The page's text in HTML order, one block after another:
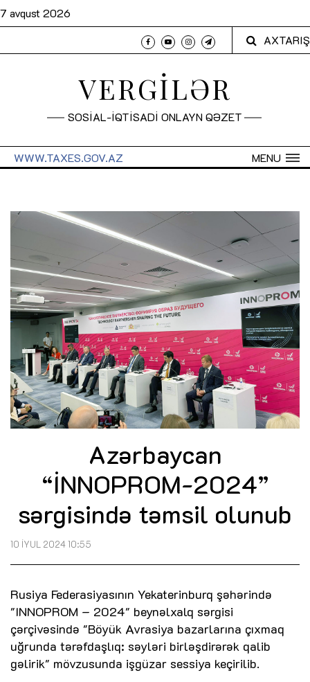
7 avqust 2026
AXTARIŞ
VERGİLƏR
SOSİAL-İQTİSADİ ONLAYN QƏZET
MENU
WWW.TAXES.GOV.AZ
Azərbaycan
“İNNOPROM-2024”
sərgisində təmsil olunub
10 İYUL 2024 10:55
Rusiya Federasiyasının Yekaterinburq şəhərində
"INNOPROM – 2024" beynəlxalq sərgisi
çərçivəsində "Böyük Avrasiya bazarlarına çıxmaq
uğrunda tərəfdaşlıq: səyləri birləşdirərək qalib
gəlirik" mövzusunda işgüzar sessiya keçirilib.